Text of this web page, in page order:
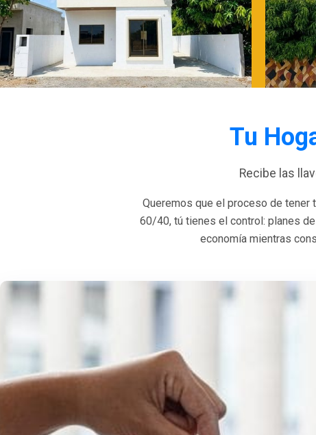
Tu
Recibe las
Queremos que el proceso de tener
60/40, tú tienes el control: planes
economía mientras